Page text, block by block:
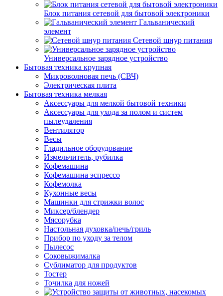
Блок питания сетевой для бытовой электроники
Гальванический
элемент
Сетевой шнур питания
Универсальное зарядное устройство
Бытовая техника крупная
Микроволновая печь (СВЧ)
Электрическая плита
Бытовая техника мелкая
Аксессуары для мелкой бытовой техники
Аксессуары для ухода за полом и систем
пылеудаления
Вентилятор
Весы
Гладильное оборудование
Измельчитель, рубилка
Кофемашина
Кофемашина эспрессо
Кофемолка
Кухонные весы
Машинки для стрижки волос
Миксер/блендер
Мясорубка
Настольная духовка/печь/гриль
Прибор по уходу за телом
Пылесос
Соковыжималка
Сублиматор для продуктов
Тостер
Точилка для ножей